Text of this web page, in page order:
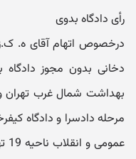
رأی دادگاه بدوی
درخصوص اتهام آقای ه.
دخانی بدون مجوز
بهداشت شمال غرب تهران
مرحله دادسرا و دادگاه